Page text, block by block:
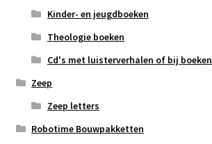
Kinder- en jeugdboeken
Theologie boeken
Cd's met luisterverhalen of bij boeken
Zeep
Zeep letters
Robotime Bouwpakketten